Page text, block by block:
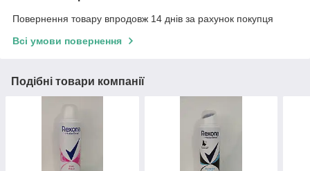
Повернення товару впродовж 14 днів за рахунок покупця
Всі умови повернення
Подібні товари компанії